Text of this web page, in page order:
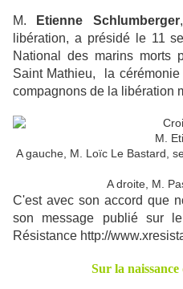
M. Etienne Schlumberger
libération, a présidé le 11
National des marins morts
Saint Mathieu, la
compagnons de la libération
M.
A gauche, M. Loïc Le Bastard,
A droite, M.
C'est avec son accord que
son message publié sur
Résistance http://
Sur la naissance